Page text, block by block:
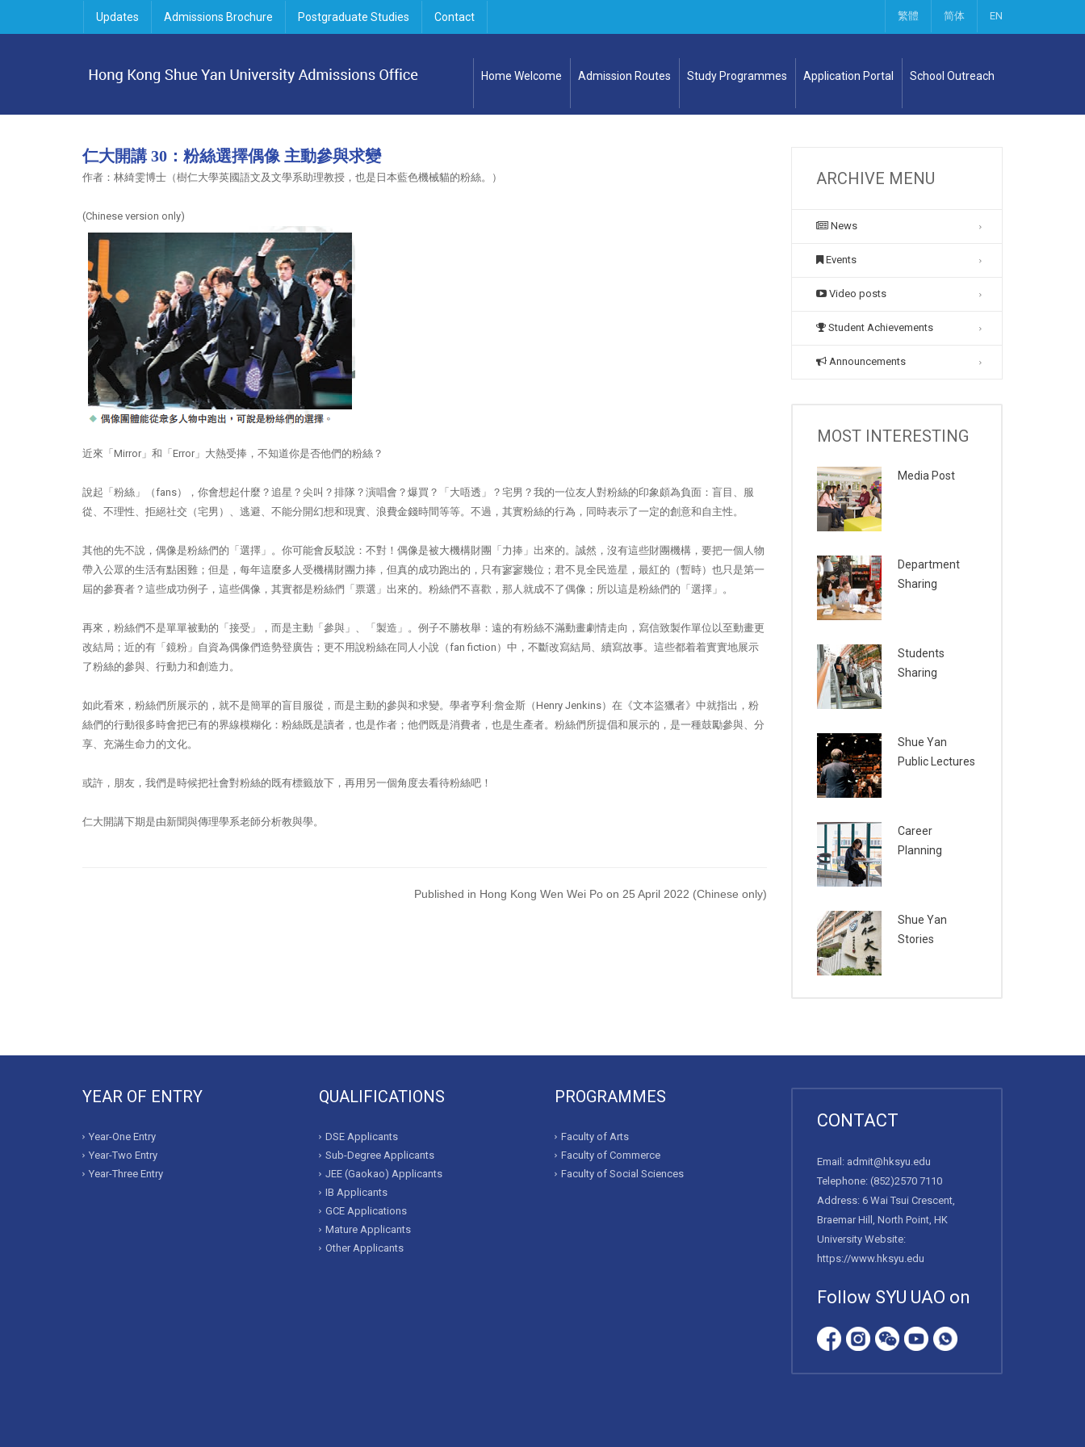
Updates Admissions Brochure Postgraduate Studies Contact 繁體 简体 EN
Home Welcome Admission Routes Study Programmes Application Portal School Outreach
仁大開講 30：粉絲選擇偶像 主動參與求變
作者：林綺雯博士（樹仁大學英國語文及文學系助理教授，也是日本藍色機械貓的粉絲。）
(Chinese version only)
近來「Mirror」和「Error」大熱受捧，不知道你是否他們的粉絲？
說起「粉絲」（fans），你會想起什麼？追星？尖叫？排隊？演唱會？爆買？「大唔透」？宅男？我的一位友人對粉絲的印象頗為負面：盲目、服
從、不理性、拒絕社交（宅男）、逃避、不能分開幻想和現實、浪費金錢時間等等。不過，其實粉絲的行為，同時表示了一定的創意和自主性。
其他的先不說，偶像是粉絲們的「選擇」。你可能會反駁說：不對！偶像是被大機構財團「力捧」出來的。誠然，沒有這些財團機構，要把一個人物
帶入公眾的生活有點困難；但是，每年這麼多人受機構財團力捧，但真的成功跑出的，只有寥寥幾位；君不見全民造星，最紅的（暫時）也只是第一
屆的參賽者？這些成功例子，這些偶像，其實都是粉絲們「票選」出來的。粉絲們不喜歡，那人就成不了偶像；所以這是粉絲們的「選擇」。
再來，粉絲們不是單單被動的「接受」，而是主動「參與」、「製造」。例子不勝枚舉：遠的有粉絲不滿動畫劇情走向，寫信致製作單位以至動畫更
改結局；近的有「鏡粉」自資為偶像們造勢登廣告；更不用說粉絲在同人小說（fan fiction）中，不斷改寫結局、續寫故事。這些都着着實實地展示
了粉絲的參與、行動力和創造力。
如此看來，粉絲們所展示的，就不是簡單的盲目服從，而是主動的參與和求變。學者亨利·詹金斯（Henry Jenkins）在《文本盜獵者》中就指出，粉
絲們的行動很多時會把已有的界線模糊化：粉絲既是讀者，也是作者；他們既是消費者，也是生產者。粉絲們所提倡和展示的，是一種鼓勵參與、分
享、充滿生命力的文化。
或許，朋友，我們是時候把社會對粉絲的既有標籤放下，再用另一個角度去看待粉絲吧！
仁大開講下期是由新聞與傳理學系老師分析教與學。
Published in Hong Kong Wen Wei Po on 25 April 2022 (Chinese only)
ARCHIVE MENU
News
Events
Video posts
Student Achievements
Announcements
MOST INTERESTING
Media Post
Department
Sharing
Students
Sharing
Shue Yan
Public Lectures
Career
Planning
Shue Yan
Stories
YEAR OF ENTRY
Year-One Entry
Year-Two Entry
Year-Three Entry
QUALIFICATIONS
DSE Applicants
Sub-Degree Applicants
JEE (Gaokao) Applicants
IB Applicants
GCE Applications
Mature Applicants
Other Applicants
PROGRAMMES
Faculty of Arts
Faculty of Commerce
Faculty of Social Sciences
CONTACT
Email: admit@hksyu.edu
Telephone: (852)2570 7110
Address: 6 Wai Tsui Crescent,
Braemar Hill, North Point, HK
University Website:
https://www.hksyu.edu
Follow SYU UAO on